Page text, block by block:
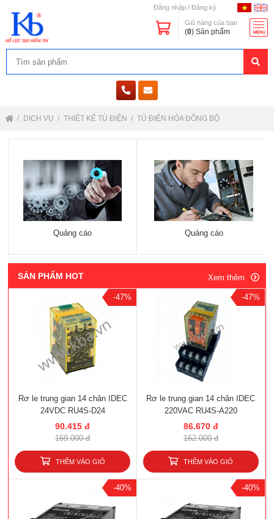
Đăng nhập / Đăng ký
Giỏ hàng của bạn
(0) Sản phẩm
DỊCH VỤ THIẾT KẾ TỦ ĐIỆN TỦ ĐIỆN HÒA ĐỒNG BỘ
Quảng cáo Quảng cáo
SẢN PHẨM HOT Xem thêm
-47%
Rơ le trung gian 14 chân IDEC
24VDC RU4S-D24
90.415 đ
169.000 đ
THÊM VÀO GIỎ
-47%
Rơ le trung gian 14 chân IDEC
220VAC RU4S-A220
86.670 đ
162.000 đ
THÊM VÀO GIỎ
-40% -40%